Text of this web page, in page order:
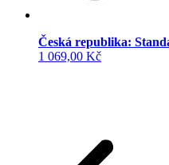
Česká republika:
1 069,00 Kč